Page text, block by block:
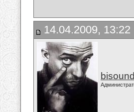
14.04.2009, 13:22
bisound